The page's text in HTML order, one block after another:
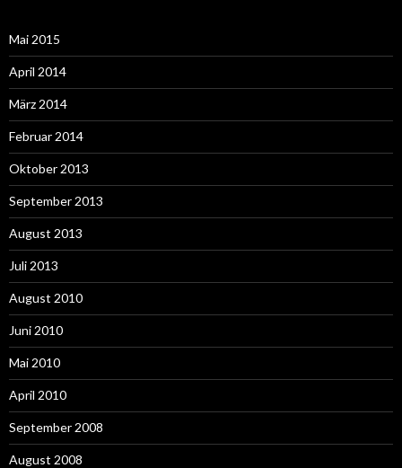
Mai 2015
April 2014
März 2014
Februar 2014
Oktober 2013
September 2013
August 2013
Juli 2013
August 2010
Juni 2010
Mai 2010
April 2010
September 2008
August 2008